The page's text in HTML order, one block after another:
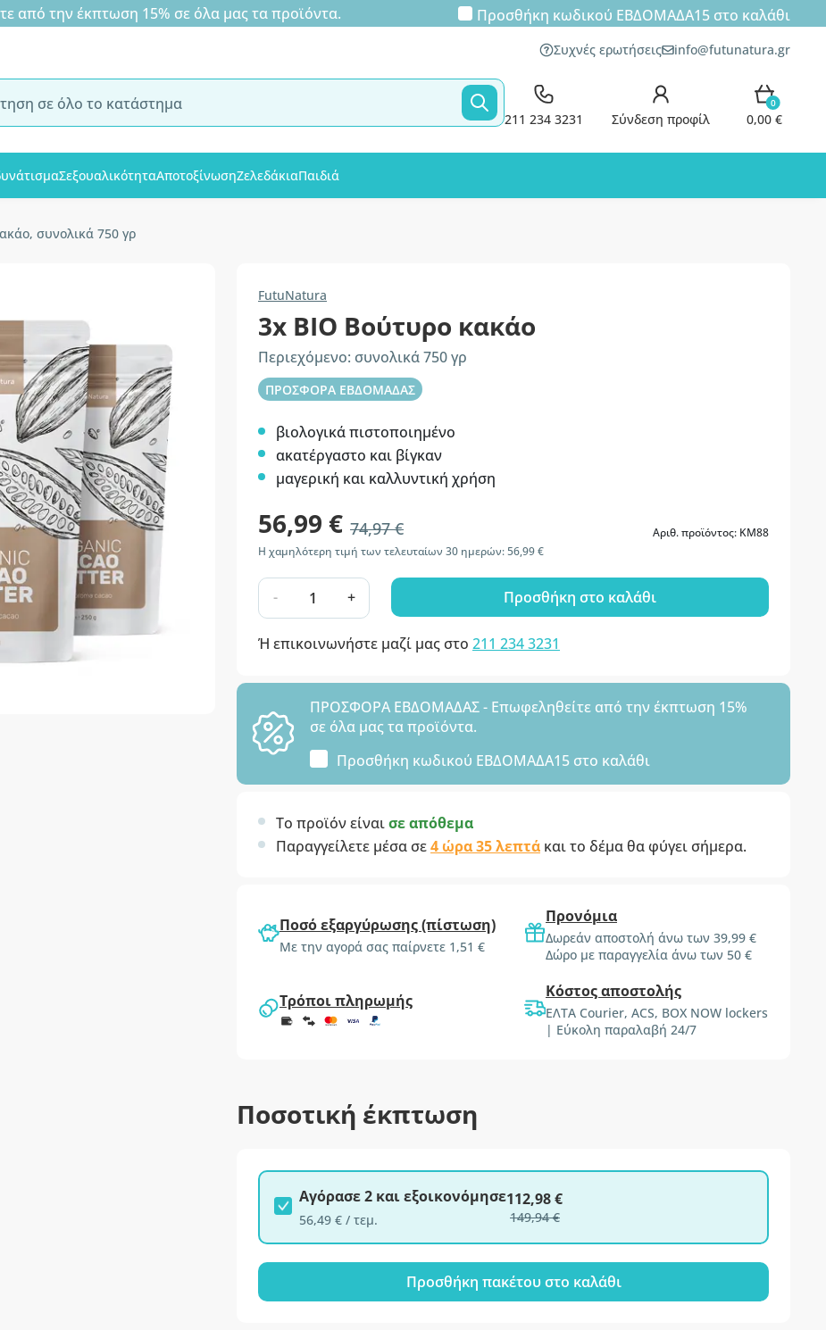
την έκπτωση 15% σε όλα μας τα προϊόντα. Προσθήκη κωδικού ΕΒΔΟΜΑΔΑ15στο καλάθι
Συχνές ερωτήσεις info@futunatura.gr
211 234 3231 Σύνδεση προφίλ
0
0,00 €
ΣεξουαλικότηταΑποτοξίνωσηΖελεδάκιαΠαιδιά
συνολικά 750 γρ
FutuNatura
3x BIO Βούτυρο κακάο
Περιεχόμενο: συνολικά 750 γρ
ΠΡΟΣΦΟΡΑ ΕΒΔΟΜΑΔΑΣ
βιολογικά πιστοποιημένο
ακατέργαστο και βίγκαν
μαγερική και καλλυντική χρήση
56,99 € 74,97 €
Αριθ. προϊόντος: KM88
Η χαμηλότερη τιμή των τελευταίων 30 ημερών: 56,99 €
- + Προσθήκη στο καλάθι
Ή επικοινωνήστε μαζί μας στο 211 234 3231
ΠΡΟΣΦΟΡΑ ΕΒΔΟΜΑΔΑΣ - Επωφεληθείτε από την έκπτωση 15%
σε όλα μας τα προϊόντα.
Προσθήκη κωδικού ΕΒΔΟΜΑΔΑ15 στο καλάθι
Το προϊόν είναισε απόθεμα
Παραγγείλετε μέσα σε4 ώρα 35 λεπτά και το δέμα θα φύγει σήμερα.
Ποσό εξαργύρωσης (πίστωση)
Με την αγορά σας παίρνετε 1,51 €
Προνόμια
Δωρεάν αποστολή άνω των 39,99 €
Δώρο με παραγγελία άνω των 50 €
Τρόποι πληρωμής Κόστος αποστολής
ΕΛΤΑ Courier, ACS, BOX NOW lockers
| Εύκολη παραλαβή 24/7
Ποσοτική έκπτωση
Αγόρασε 2 και εξοικονόμησε
56,49 € / τεμ.
112,98 €
149,94 €
Προσθήκη πακέτου στο καλάθι